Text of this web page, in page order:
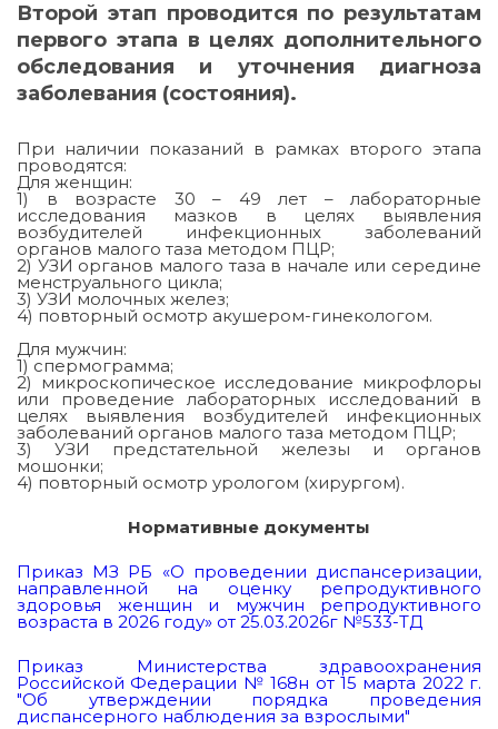
Второй этап проводится по результатам
первого этапа в целях дополнительного
обследования и уточнения диагноза
заболевания (состояния).
При наличии показаний в рамках второго этапа
проводятся:
Для женщин:
1) в возрасте 30 – 49 лет – лабораторные
исследования мазков в целях выявления
возбудителей инфекционных заболеваний
органов малого таза методом ПЦР;
2) УЗИ органов малого таза в начале или середине
менструального цикла;
3) УЗИ молочных желез;
4) повторный осмотр акушером-гинекологом.
Для мужчин:
1) спермограмма;
2) микроскопическое исследование микрофлоры
или проведение лабораторных исследований в
целях выявления возбудителей инфекционных
заболеваний органов малого таза методом ПЦР;
3) УЗИ предстательной железы и органов
мошонки;
4) повторный осмотр урологом (хирургом).
Нормативные документы
Приказ МЗ РБ «О проведении диспансеризации,
направленной на оценку репродуктивного
здоровья женщин и мужчин репродуктивного
возраста в 2026 году» от 25.03.2026г №533-ТД
Приказ Министерства здравоохранения
Российской Федерации № 168н от 15 марта 2022 г.
"Об утверждении порядка проведения
диспансерного наблюдения за взрослыми"